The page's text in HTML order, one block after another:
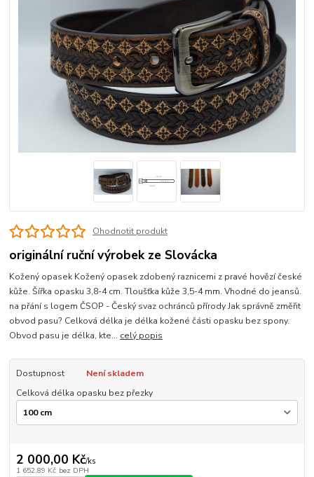
Ohodnotit produkt
originální ruční výrobek ze Slovácka
Kožený opasek Kožený opasek zdobený raznicemi z pravé hovězí české
kůže. Šířka opasku 3,8-4 cm. Tloušťka kůže 3,5-4 mm. Vhodné do jeansů.
na přání s logem ČSOP - Český svaz ochránců přírody Jak správně změřit
obvod pasu? Celková délka je délka kožené části opasku bez spony.
Obvod pasu je délka, kte... celý popis
Dostupnost
Není skladem
Celková délka opasku bez přezky
2 000,00 Kč/ks
1 652,89 Kč bez DPH